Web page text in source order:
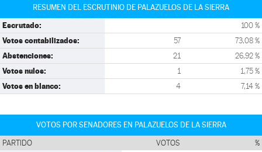
RESUMEN DEL ESCRUTINIO DE PALAZUELOS DE LA SIERRA
Escrutado: 100 %
Votos contabilizados: 57 73,08 %
Abstenciones: 21 26,92 %
Votos nulos: 1 1,75 %
Votos en blanco: 4 7,14 %
VOTOS POR SENADORES EN PALAZUELOS DE LA SIERRA
PARTIDO VOTOS %